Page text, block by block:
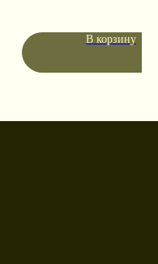
В корзину